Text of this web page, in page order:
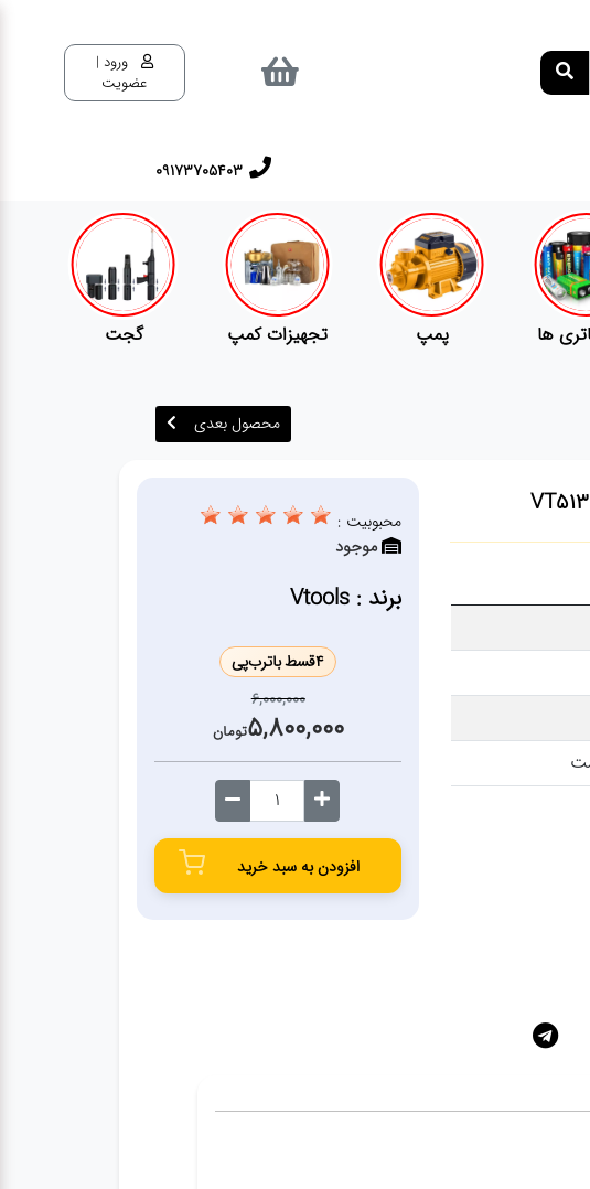
ورود |
عضویت
٠٩١٧٣٧٠٥٤٠٣
پمپ تجهیزات کمپ گجت قفل
محصول بعدی
محبوبیت :
موجود
برند : Vtools
4قسط باترب‌پی
6,000,000
5,800,000تومان
افزودن به سبد خرید